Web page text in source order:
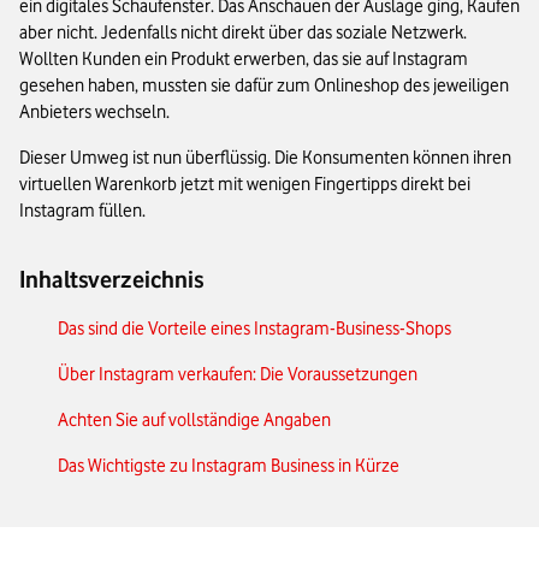
ein digitales Schaufenster. Das Anschauen der Auslage ging, Kaufen
aber nicht. Jedenfalls nicht direkt über das soziale Netzwerk.
Wollten Kunden ein Produkt erwerben, das sie auf Instagram
gesehen haben, mussten sie dafür zum Onlineshop des jeweiligen
Anbieters wechseln.
Dieser Umweg ist nun überflüssig. Die Konsumenten können ihren
virtuellen Warenkorb jetzt mit wenigen Fingertipps direkt bei
Instagram füllen.
Inhaltsverzeichnis
Das sind die Vorteile eines Instagram-Business-Shops
Über Instagram verkaufen: Die Voraussetzungen
Achten Sie auf vollständige Angaben
Das Wichtigste zu Instagram Business in Kürze